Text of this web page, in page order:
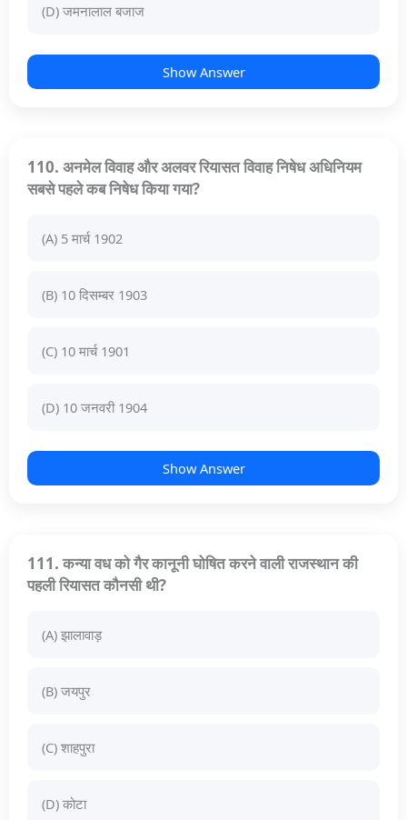
(D) जमनालाल बजाज
Show Answer
110. अनमेल विवाह और अलवर रियासत विवाह निषेध अधिनियम
सबसे पहले कब निषेध किया गया?
(A) 5 मार्च 1902
(B) 10 दिसम्बर 1903
(C) 10 मार्च 1901
(D) 10 जनवरी 1904
Show Answer
111. कन्या वध को गैर कानूनी घोषित करने वाली राजस्थान की
पहली रियासत कौनसी थी?
(A) झालावाड़
(B) जयपुर
(C) शाहपुरा
(D) कोटा